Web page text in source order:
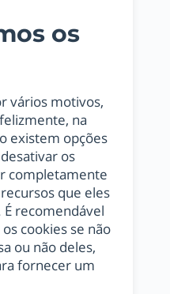
os
vários motivos,
na
existem opções
os
completamente
que eles
recomendável
cookies se não
ou não deles,
fornecer um